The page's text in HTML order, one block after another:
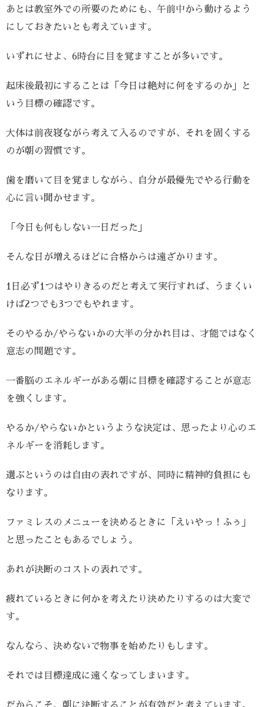
あとは教室外での所要のためにも、午前中から動けるよう
にしておきたいとも考えています。
いずれにせよ、6時台に目を覚ますことが多いです。
起床後最初にすることは「今日は絶対に何をするのか」と
いう目標の確認です。
大体は前夜寝ながら考えて入るのですが、それを固くする
のが朝の習慣です。
歯を磨いて目を覚ましながら、自分が最優先でやる行動を
心に言い聞かせます。
「今日も何もしない一日だった」
そんな日が増えるほどに合格からは遠ざかります。
1日必ず1つはやりきるのだと考えて実行すれば、うまくい
けば2つでも3つでもやれます。
そのやるか/やらないかの大半の分かれ目は、才能ではなく
意志の問題です。
一番脳のエネルギーがある朝に目標を確認することが意志
を強くします。
やるか/やらないかというような決定は、思ったより心のエ
ネルギーを消耗します。
選ぶというのは自由の表れですが、同時に精神的負担にも
なります。
ファミレスのメニューを決めるときに「えいやっ！ふぅ」
と思ったこともあるでしょう。
あれが決断のコストの表れです。
疲れているときに何かを考えたり決めたりするのは大変で
す。
なんなら、決めないで物事を始めたりもします。
それでは目標達成に遠くなってしまいます。